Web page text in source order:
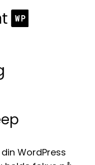
WordPress